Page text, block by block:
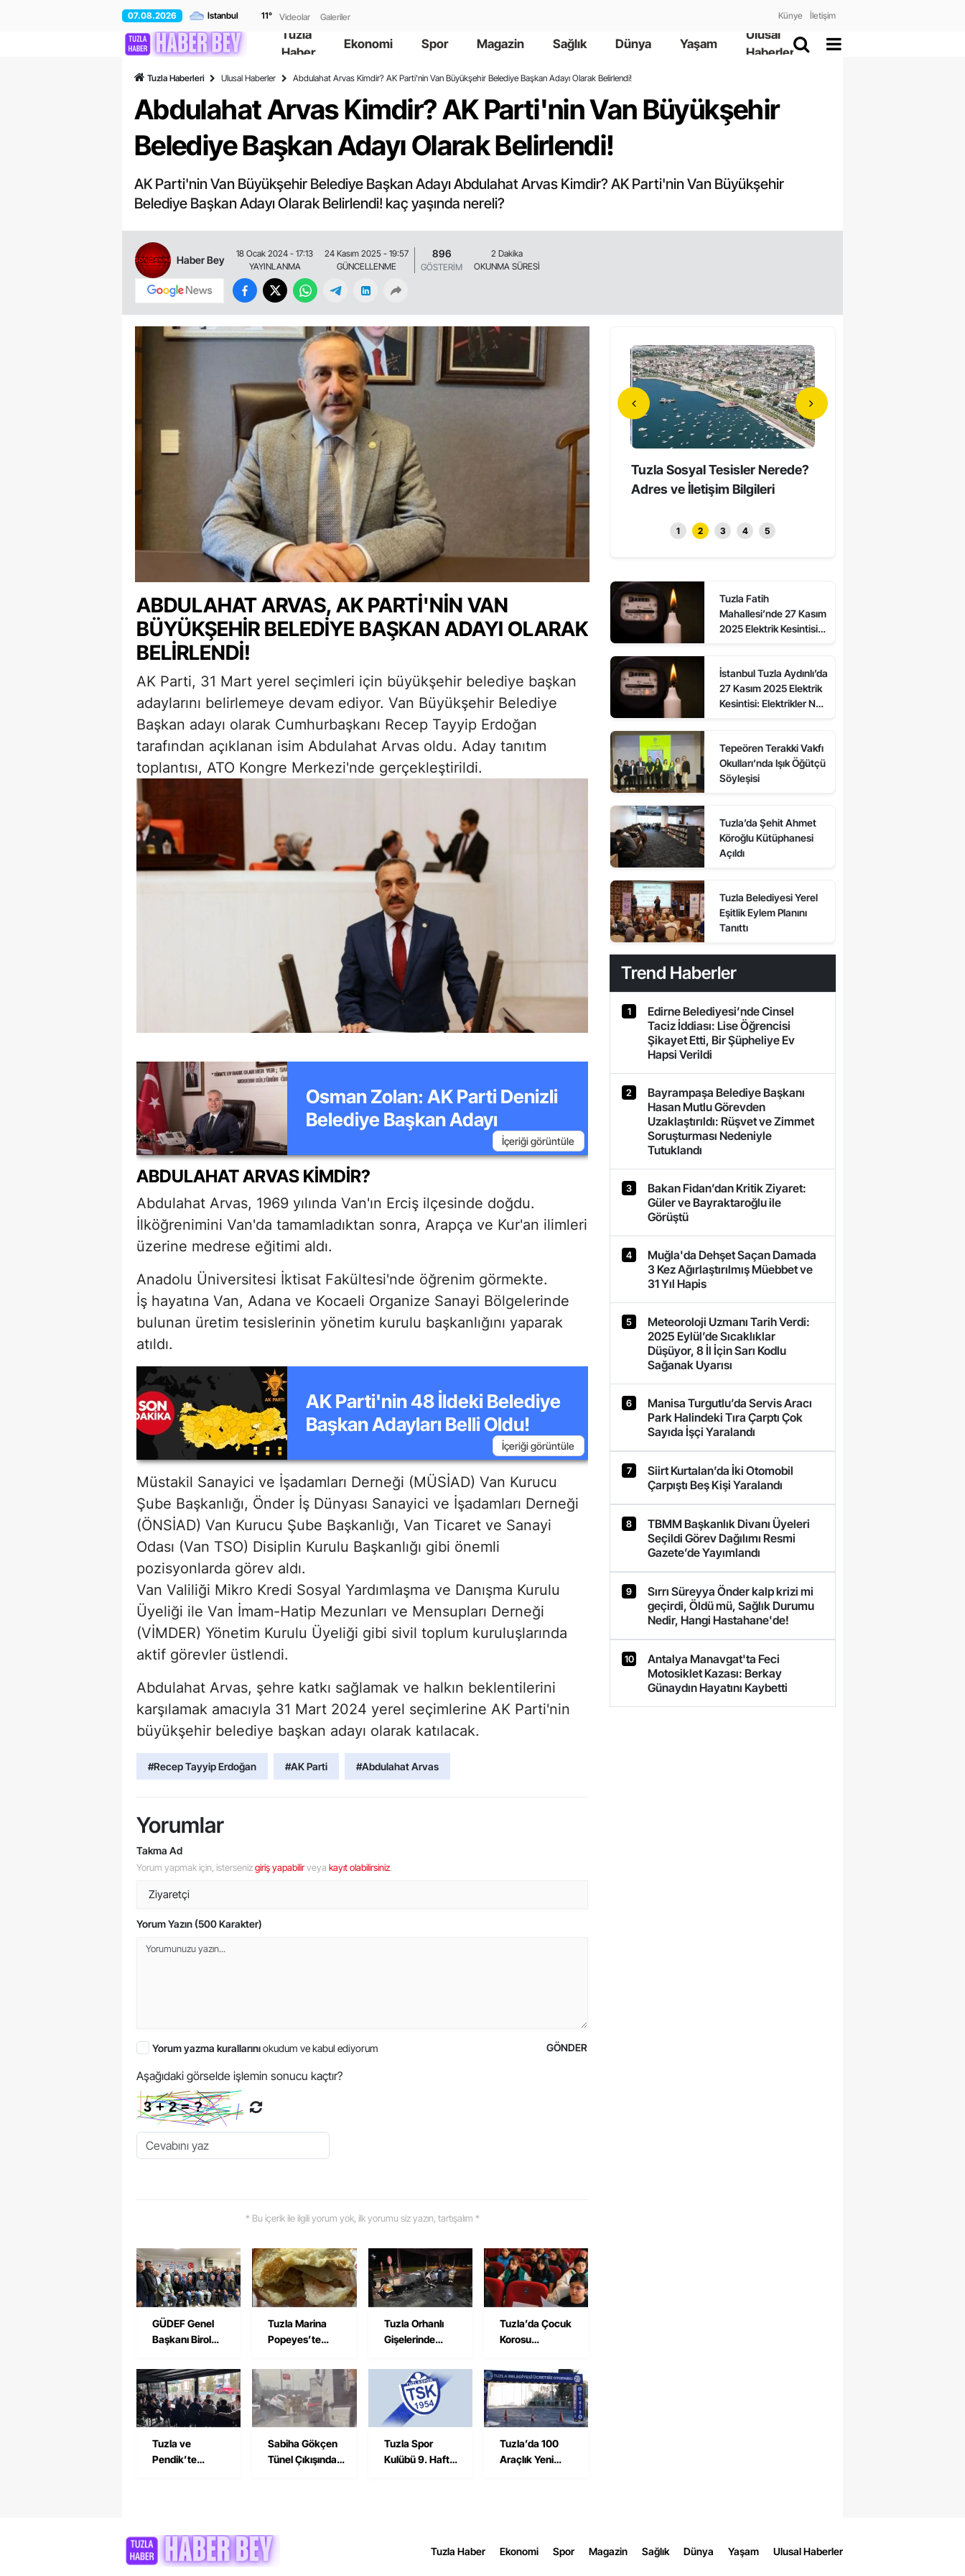
07.08.2026 11° Videolar Galeriler Künye İletişim
Tuzla
Haber
Ekonomi Spor Magazin Sağlık Dünya Yaşam
Ulusal
Haberler
Tuzla Haberleri Ulusal Haberler Abdulahat Arvas Kimdir? AK Parti'nin Van Büyükşehir Belediye Başkan Adayı Olarak Belirlendi!
Abdulahat Arvas Kimdir? AK Parti'nin Van Büyükşehir
Belediye Başkan Adayı Olarak Belirlendi!
AK Parti'nin Van Büyükşehir Belediye Başkan Adayı Abdulahat Arvas Kimdir? AK Parti'nin Van Büyükşehir
Belediye Başkan Adayı Olarak Belirlendi! kaç yaşında nereli?
Haber Bey
18 Ocak 2024 - 17:13
YAYINLANMA
24 Kasım 2025 - 19:57
GÜNCELLENME
896
GÖSTERİM
2 Dakika
OKUNMA SÜRESİ
ABDULAHAT ARVAS, AK PARTI'NIN VAN
BÜYÜKŞEHIR BELEDIYE BAŞKAN ADAYI OLARAK
BELIRLENDI!
AK Parti, 31 Mart yerel seçimleri için büyükşehir belediye başkan
adaylarını belirlemeye devam ediyor. Van Büyükşehir Belediye
Başkan adayı olarak Cumhurbaşkanı Recep Tayyip Erdoğan
tarafından açıklanan isim Abdulahat Arvas oldu. Aday tanıtım
toplantısı, ATO Kongre Merkezi'nde gerçekleştirildi.
Osman Zolan: AK Parti Denizli
Belediye Başkan Adayı
İçeriği görüntüle
ABDULAHAT ARVAS KIMDIR?
Abdulahat Arvas, 1969 yılında Van'ın Erciş ilçesinde doğdu.
İlköğrenimini Van'da tamamladıktan sonra, Arapça ve Kur'an ilimleri
üzerine medrese eğitimi aldı.
Anadolu Üniversitesi İktisat Fakültesi'nde öğrenim görmekte.
İş hayatına Van, Adana ve Kocaeli Organize Sanayi Bölgelerinde
bulunan üretim tesislerinin yönetim kurulu başkanlığını yaparak
atıldı.
AK Parti'nin 48 İldeki Belediye
Başkan Adayları Belli Oldu!
İçeriği görüntüle
Müstakil Sanayici ve İşadamları Derneği (MÜSİAD) Van Kurucu
Şube Başkanlığı, Önder İş Dünyası Sanayici ve İşadamları Derneği
(ÖNSİAD) Van Kurucu Şube Başkanlığı, Van Ticaret ve Sanayi
Odası (Van TSO) Disiplin Kurulu Başkanlığı gibi önemli
pozisyonlarda görev aldı.
Van Valiliği Mikro Kredi Sosyal Yardımlaşma ve Danışma Kurulu
Üyeliği ile Van İmam-Hatip Mezunları ve Mensupları Derneği
(VİMDER) Yönetim Kurulu Üyeliği gibi sivil toplum kuruluşlarında
aktif görevler üstlendi.
Abdulahat Arvas, şehre katkı sağlamak ve halkın beklentilerini
karşılamak amacıyla 31 Mart 2024 yerel seçimlerine AK Parti'nin
büyükşehir belediye başkan adayı olarak katılacak.
#Recep Tayyip Erdoğan #AK Parti #Abdulahat Arvas
Yorumlar
Takma Ad
Yorum yapmak için, istersenizgiriş yapabilirveya kayıt olabilirsiniz.
Yorum Yazın (500 Karakter)
GÖNDER
Yorum yazma kurallarınıokudum ve kabul ediyorum
Aşağıdaki görselde işlemin sonucu kaçtır?
* Bu içerik ile ilgili yorum yok, ilk yorumu siz yazın, tartışalım *
GÜDEF Genel
Başkanı Birol
ve Pendik
Derneğine
Ziyaret
Tuzla Marina
Popeyes’te
Burger Tepki
Çekti
Tuzla Orhanlı
Gişelerinde
Savran Hayatını
Kaybetti
Tuzla’da Çocuk
Korosu
Sürdürüyor
Tuzla ve
Pendik’te
Sabiha Gökçen
Tünel Çıkışında
Tuzla Spor
Kulübü 9. Hafta
Tuzla’da 100
Araçlık Yeni
Tuzla Orhanlı Mahallesi’nde 27
Kasım Elektrik Kesintisi: Ele...
İlk Türk Astronot Tuzla’da
Tuzla Sosyal Tesisler Nerede?
Adres ve İletişim Bilgileri
1 2 3 4 5
Tuzla Fatih
Mahallesi’nde 27 Kasım
2025 Elektrik Kesintisi:
Ne Zaman Gelecek?
İstanbul Tuzla Aydınlı’da
27 Kasım 2025 Elektrik
Kesintisi: Elektrikler Ne
Tepeören Terakki Vakfı
Okulları’nda Işık Öğütçü
Söyleşisi
Tuzla’da Şehit Ahmet
Köroğlu Kütüphanesi
Açıldı
Tuzla Belediyesi Yerel
Eşitlik Eylem Planını
Tanıttı
Trend Haberler
1
Edirne Belediyesi’nde Cinsel
Taciz İddiası: Lise Öğrencisi
Şikayet Etti, Bir Şüpheliye Ev
Hapsi Verildi
2
Bayrampaşa Belediye Başkanı
Hasan Mutlu Görevden
Uzaklaştırıldı: Rüşvet ve Zimmet
Soruşturması Nedeniyle
Tutuklandı
3
Bakan Fidan’dan Kritik Ziyaret:
Güler ve Bayraktaroğlu ile
Görüştü
4
Muğla'da Dehşet Saçan Damada
3 Kez Ağırlaştırılmış Müebbet ve
31 Yıl Hapis
5
Meteoroloji Uzmanı Tarih Verdi:
2025 Eylül’de Sıcaklıklar
Düşüyor, 8 İl İçin Sarı Kodlu
Sağanak Uyarısı
6
Manisa Turgutlu’da Servis Aracı
Park Halindeki Tıra Çarptı Çok
Sayıda İşçi Yaralandı
7
Siirt Kurtalan’da İki Otomobil
Çarpıştı Beş Kişi Yaralandı
8
TBMM Başkanlık Divanı Üyeleri
Seçildi Görev Dağılımı Resmi
Gazete’de Yayımlandı
9
Sırrı Süreyya Önder kalp krizi mi
geçirdi, Öldü mü, Sağlık Durumu
Nedir, Hangi Hastahane'de!
10
Antalya Manavgat'ta Feci
Motosiklet Kazası: Berkay
Günaydın Hayatını Kaybetti
Tuzla Haber Ekonomi Spor Magazin Sağlık Dünya Yaşam Ulusal Haberler